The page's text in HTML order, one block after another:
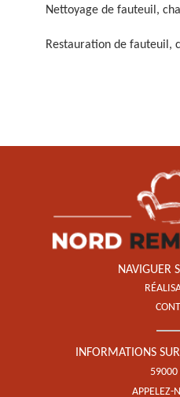
Rénovation de fauteuil,
Restauration de fauteuil,
chaise et siège 59
Nettoyage de fauteuil,
Restauration de fauteuil,
NAVIGUER
INFORMATIONS
59000
APPELEZ-